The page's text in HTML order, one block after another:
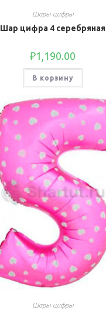
Шары цифры
Шар цифра 4 серебряная
₽1,190.00
В корзину
Шары цифры